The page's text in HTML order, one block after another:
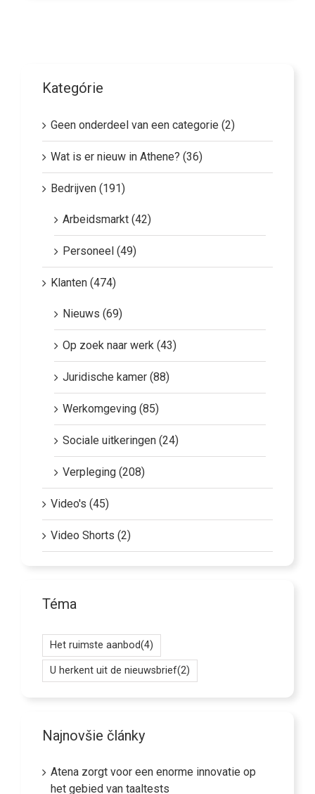
Kategórie
Geen onderdeel van een categorie (2)
Wat is er nieuw in Athene? (36)
Bedrijven (191)
Arbeidsmarkt (42)
Personeel (49)
Klanten (474)
Nieuws (69)
Op zoek naar werk (43)
Juridische kamer (88)
Werkomgeving (85)
Sociale uitkeringen (24)
Verpleging (208)
Video's (45)
Video Shorts (2)
Téma
Het ruimste aanbod(4)
U herkent uit de nieuwsbrief(2)
Najnovšie články
Atena zorgt voor een enorme innovatie op
het gebied van taaltests